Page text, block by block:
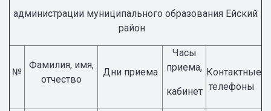
администрации муниципального образования Ейский
район
№
Фамилия, имя,
отчество
Дни приема
Часы
приема,
кабинет
Контактные
телефоны